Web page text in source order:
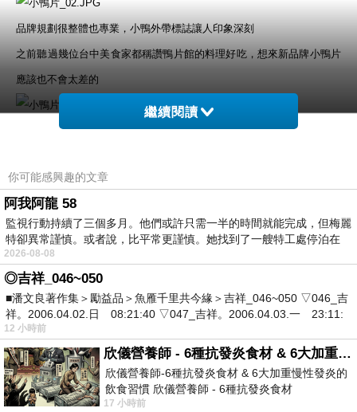
品牌規劃很整體也專業，小鴨外帶標誌讓人印象深刻
之前聽過幾位台中美食家都稱讚鴨片館的料理好吃，想來新品牌小鴨片
應該也不會太差的
點餐和外帶等候區，很用心的規劃設計，頗有茶樓的感覺
1號~6號是全鴨組合，可以選一鴨二吃或三吃，烤鴨和醬爆、鹽酥、鴨
湯三選一或三選二。7號~9號是半隻的一鴨二吃組合，鴨骨只能選一種
料理方式
因為要帶去朋友那裡，鴨架骨湯感覺比較麻煩，我們挑了四號組合，一
鴨三吃的醬爆炒骨、鹽酥鴨骨和當然會有的片鴨。荷葉餅、甜麵醬、蔥
段和小黃瓜都有附，不夠的朋友也可以加購。很特別的是小鴨片有賣夾
餡刈包和捲餅，這兩樣可以單點，下次可以試試看
滷味和涼拌的總類都在冷藏櫃裡，可以在櫃台直接挑選
繼續閱讀
你可能感興趣的文章
阿我阿龍 58
監視行動持續了三個多月。他們或許只需一半的時間就能完成，但梅麗
特卻異常謹慎。或者說，比平常更謹慎。她找到了一艘特工處停泊在
2026-08-08
◎吉祥_046~050
■潘文良著作集＞勵益品＞魚雁千里共今緣＞吉祥_046~050 ▽046_吉
祥。2006.04.02.日 08:21:40 ▽047_吉祥。2006.04.03.一 23:11:
12 小時前
欣儀營養師 - 6種抗發炎食材 & 6大加重慢性發炎的飲食習慣
欣儀營養師-6種抗發炎食材 & 6大加重慢性發炎的
飲食習慣 欣儀營養師 - 6種抗發炎食材
https://www.facebook.com/photo/?fbid=147
17 小時前